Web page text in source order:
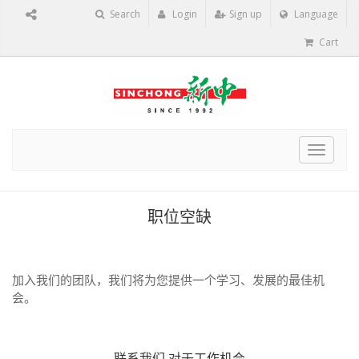
Search Login Sign up Language
Cart
Toggle
职位空缺
加入我们的团队，我们将为您提供一个学习、发展的最佳机
会。